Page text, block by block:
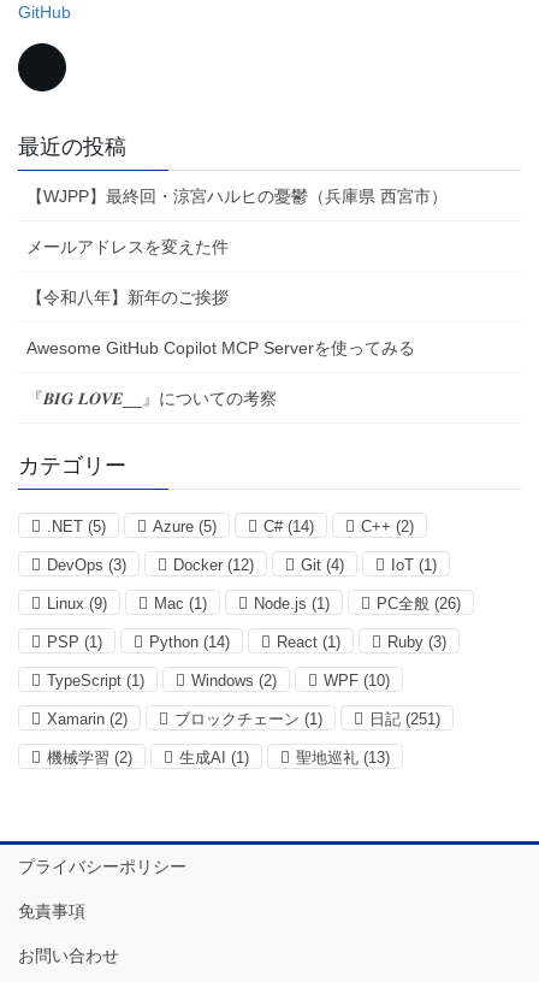
GitHub
最近の投稿
【WJPP】最終回・涼宮ハルヒの憂鬱（兵庫県 西宮市）
メールアドレスを変えた件
【令和八年】新年のご挨拶
Awesome GitHub Copilot MCP Serverを使ってみる
『𝑩𝑰𝑮 𝑳𝑶𝑽𝑬__』についての考察
カテゴリー
.NET (5) Azure (5) C#(14) C++ (2)
DevOps (3) Docker (12) Git (4) IoT (1)
Linux (9) Mac (1) Node.js (1) PC全般 (26)
PSP (1) Python (14) React (1) Ruby (3)
TypeScript (1) Windows (2) WPF (10)
Xamarin (2) ブロックチェーン (1) 日記 (251)
機械学習 (2) 生成AI (1) 聖地巡礼 (13)
プライバシーポリシー
免責事項
お問い合わせ